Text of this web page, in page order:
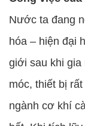
Nước ta đang
hóa – hiện đại
giới sau khi gia
móc, thiết bị
ngành cơ khí